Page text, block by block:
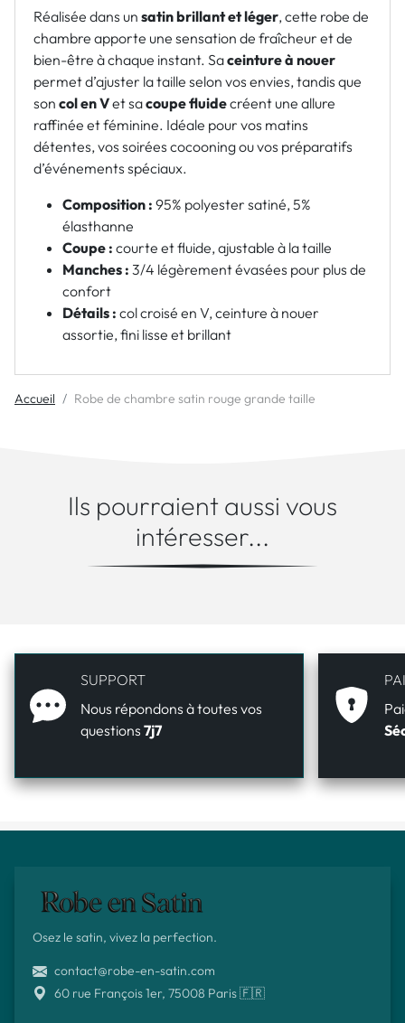
Réalisée dans un satin brillant et léger, cette robe de
chambre apporte une sensation de fraîcheur et de
bien-être à chaque instant. Saceinture à nouer
permet d’ajuster la taille selon vos envies, tandis que
son col en Vet sacoupe fluidecréent une allure
raffinée et féminine. Idéale pour vos matins
détentes, vos soirées cocooning ou vos préparatifs
d’événements spéciaux.
Composition : 95% polyester satiné, 5%
élasthanne
Coupe : courte et fluide, ajustable à la taille
Manches : 3/4 légèrement évasées pour plus de
confort
Détails : col croisé en V, ceinture à nouer
assortie, fini lisse et brillant
Accueil Robe de chambre satin rouge grande taille
Ils pourraient aussi vous
intéresser...
SUPPORT
Nous répondons à toutes vos
questions 7j7
Osez le satin, vivez la perfection.
contact@robe-en-satin.com
60 rue François 1er, 75008 Paris 🇫🇷